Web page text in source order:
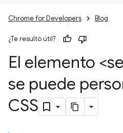
Chrome for Developers Blog
¿Te resultó útil?
El elemento
se puede
CSS